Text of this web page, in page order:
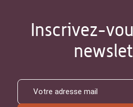
Inscrivez-